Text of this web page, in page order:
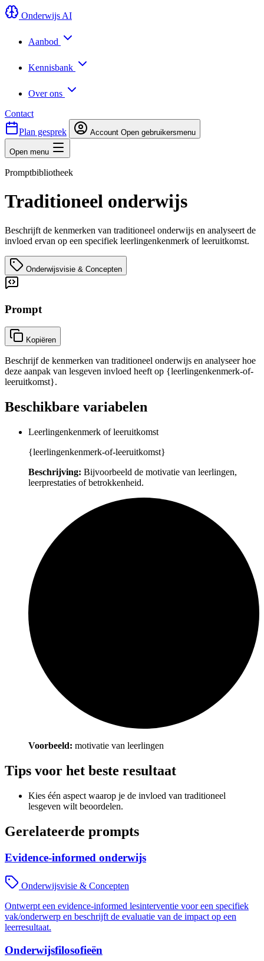
Onderwijs AI
Aanbod
Kennisbank
Over ons
Contact
Plan gesprek
Account Open gebruikersmenu
Open menu
Promptbibliotheek
Traditioneel onderwijs
Beschrijft de kenmerken van traditioneel onderwijs en analyseert de
invloed ervan op een specifiek leerlingenkenmerk of leeruitkomst.
Onderwijsvisie & Concepten
Prompt
Kopiëren
Beschrijf de kenmerken van traditioneel onderwijs en analyseer hoe
deze aanpak van lesgeven invloed heeft op {leerlingenkenmerk-of-
leeruitkomst}.
Beschikbare variabelen
Leerlingenkenmerk of leeruitkomst
{leerlingenkenmerk-of-leeruitkomst}
Beschrijving: Bijvoorbeeld de motivatie van leerlingen,
leerprestaties of betrokkenheid.
Voorbeeld: motivatie van leerlingen
Tips voor het beste resultaat
Kies één aspect waarop je de invloed van traditioneel
lesgeven wilt beoordelen.
Gerelateerde prompts
Evidence-informed onderwijs
Onderwijsvisie & Concepten
Ontwerpt een evidence-informed lesinterventie voor een specifiek
vak/onderwerp en beschrijft de evaluatie van de impact op een
leerresultaat.
Onderwijsfilosofieën